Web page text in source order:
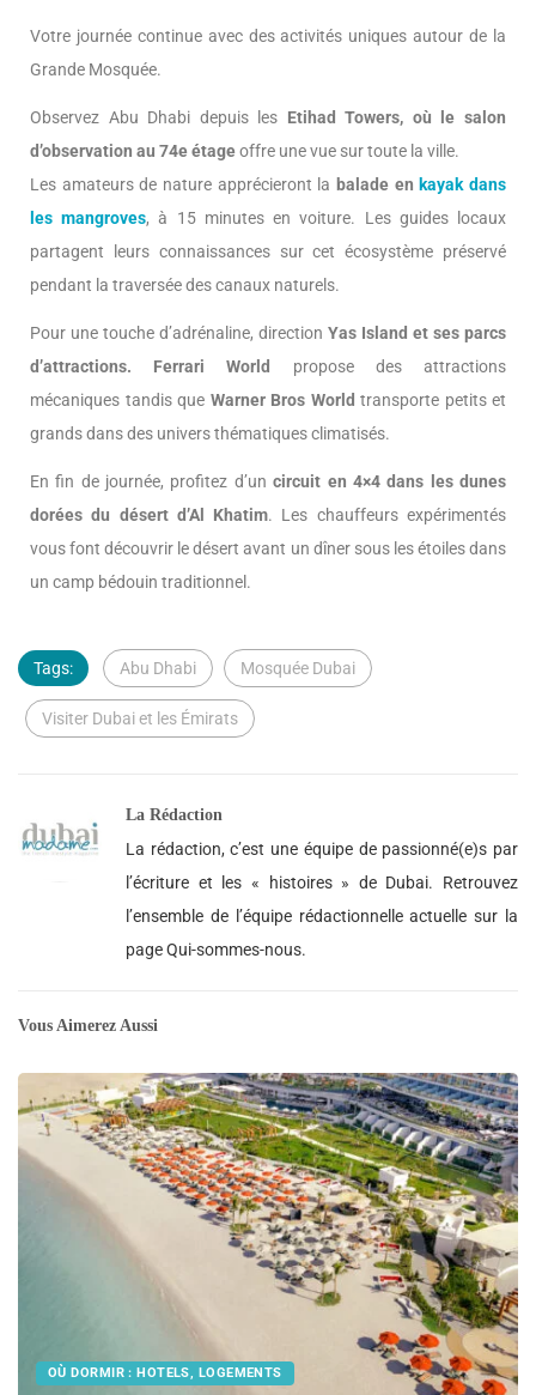
Votre journée continue avec des activités uniques autour de la
Grande Mosquée.
Observez Abu Dhabi depuis les Etihad Towers, où le salon
d’observation au 74e étageoffre une vue sur toute la ville.
Les amateurs de nature apprécieront la balade en kayak dans
les mangroves, à 15 minutes en voiture. Les guides locaux
partagent leurs connaissances sur cet écosystème préservé
pendant la traversée des canaux naturels.
Pour une touche d’adrénaline, direction Yas Island et ses parcs
d’attractions. Ferrari World
propose des attractions
mécaniques tandis que Warner Bros World transporte petits et
grands dans des univers thématiques climatisés.
En fin de journée, profitez d’uncircuit en 4×4 dans les dunes
dorées du désert d’Al Khatim. Les chauffeurs expérimentés
vous font découvrir le désert avant un dîner sous les étoiles dans
un camp bédouin traditionnel.
Tags: Abu Dhabi Mosquée Dubai
Visiter Dubai et les Émirats
La Rédaction
La rédaction, c’est une équipe de passionné(e)s par
l’écriture et les « histoires » de Dubai. Retrouvez
l’ensemble de l’équipe rédactionnelle actuelle sur la
page Qui-sommes-nous.
Vous Aimerez Aussi
OÙ DORMIR : HOTELS, LOGEMENTS